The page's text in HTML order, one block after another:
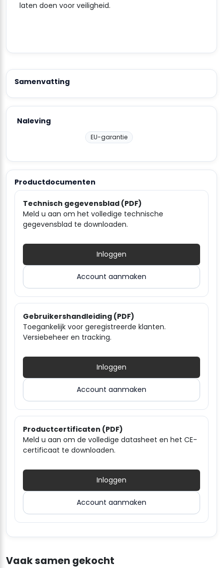
laten doen voor veiligheid.
Samenvatting
Naleving
EU-garantie
Productdocumenten
Technisch gegevensblad (PDF)
Meld u aan om het volledige technische
gegevensblad te downloaden.
Inloggen
Account aanmaken
Gebruikershandleiding (PDF)
Toegankelijk voor geregistreerde klanten.
Versiebeheer en tracking.
Inloggen
Account aanmaken
Productcertificaten (PDF)
Meld u aan om de volledige datasheet en het CE-
certificaat te downloaden.
Inloggen
Account aanmaken
Vaak samen gekocht